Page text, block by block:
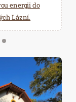
Asociace
kuchařské
největší akci
i další tituly.
kuchaři a
energii do
Lázní.
a různé